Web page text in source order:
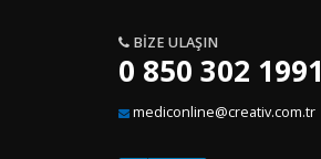
BIZE ULAŞIN
0 850 302 1991
mediconline@creativ.com.tr